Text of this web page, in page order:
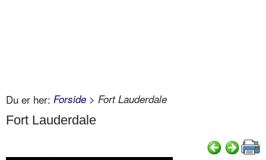
Du er her: Forside > Fort Lauderdale
Fort Lauderdale